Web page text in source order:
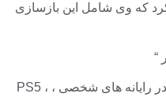
كه وی شامل این بازسازی
“
نسخه بزرگ بعدی بازی که برای انتشار در تاریخ 30 اکتبر برنامه ریزی شده است ، با قیمت 59.99 دلار در رایانه های شخصی ، PS5 ،